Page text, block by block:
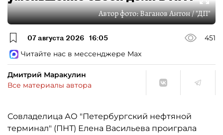
Автор фото:Ваганов Антон / "ДП"
07 августа 2026 16:05
451
Читайте нас в мессенджере Max
Дмитрий Маракулин
Все материалы автора
Совладелица АО "Петербургский нефтяной
терминал" (ПНТ) Елена Васильева проиграла